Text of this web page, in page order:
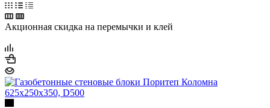
Акционная скидка на перемычки и клей